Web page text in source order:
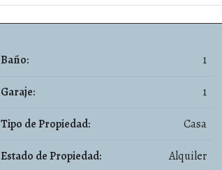
Baño: 1
Garaje: 1
Tipo de Propiedad: Casa
Estado de Propiedad: Alquiler